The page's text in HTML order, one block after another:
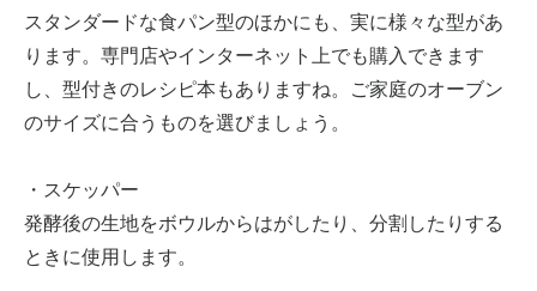
スタンダードな食パン型のほかにも、実に様々な型があ
ります。専門店やインターネット上でも購入できます
し、型付きのレシピ本もありますね。ご家庭のオーブン
のサイズに合うものを選びましょう。
・スケッパー
発酵後の生地をボウルからはがしたり、分割したりする
ときに使用します。